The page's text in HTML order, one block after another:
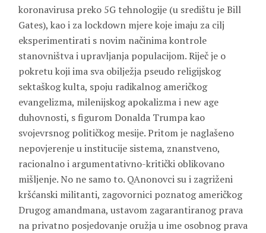
koronavirusa preko 5G tehnologije (u središtu je Bill
Gates), kao i za lockdown mjere koje imaju za cilj
eksperimentirati s novim načinima kontrole
stanovništva i upravljanja populacijom. Riječ je o
pokretu koji ima sva obilježja pseudo religijskog
sektaškog kulta, spoju radikalnog američkog
evangelizma, milenijskog apokalizma i new age
duhovnosti, s figurom Donalda Trumpa kao
svojevrsnog političkog mesije. Pritom je naglašeno
nepovjerenje u institucije sistema, znanstveno,
racionalno i argumentativno-kritički oblikovano
mišljenje. No ne samo to. QAnonovci su i zagriženi
kršćanski militanti, zagovornici poznatog američkog
Drugog amandmana, ustavom zagarantiranog prava
na privatno posjedovanje oružja u ime osobnog prava